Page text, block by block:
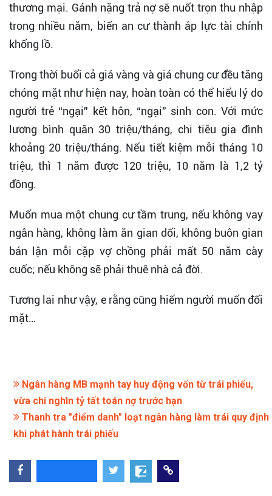
thương mại. Gánh nặng trả nợ sẽ nuốt trọn thu nhập
trong nhiều năm, biến an cư thành áp lực tài chính
khổng lồ.
Trong thời buổi cả giá vàng và giá chung cư đều tăng
chóng mặt như hiện nay, hoàn toàn có thể hiểu lý do
người trẻ “ngại” kết hôn, “ngại” sinh con. Với mức
lương bình quân 30 triệu/tháng, chi tiêu gia đình
khoảng 20 triệu/tháng. Nếu tiết kiệm mỗi tháng 10
triệu, thì 1 năm được 120 triệu, 10 năm là 1,2 tỷ
đồng.
Muốn mua một chung cư tầm trung, nếu không vay
ngân hàng, không làm ăn gian dối, không buôn gian
bán lận mỗi cặp vợ chồng phải mất 50 năm cày
cuốc; nếu không sẽ phải thuê nhà cả đời.
Tương lai như vậy, e rằng cũng hiếm người muốn đối
mặt…
Ngân hàng MB mạnh tay huy động vốn từ trái phiếu,
vừa chi nghìn tỷ tất toán nợ trước hạn
Thanh tra "điểm danh" loạt ngân hàng làm trái quy định
khi phát hành trái phiếu